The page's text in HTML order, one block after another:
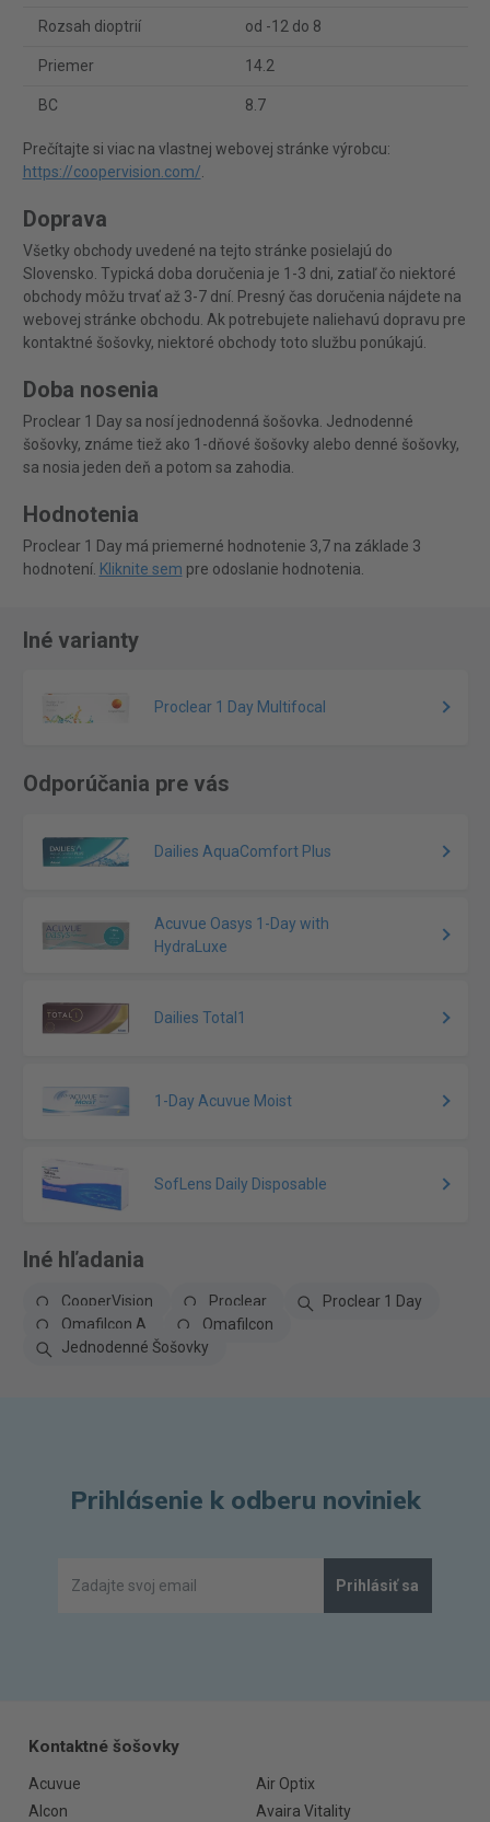
Rozsah dioptrií od -12 do 8
Priemer 14.2
BC 8.7
Prečítajte si viac na vlastnej webovej stránke výrobcu:
https://coopervision.com/.
Doprava
Všetky obchody uvedené na tejto stránke posielajú do
Slovensko. Typická doba doručenia je 1-3 dni, zatiaľ čo niektoré
obchody môžu trvať až 3-7 dní. Presný čas doručenia nájdete na
webovej stránke obchodu. Ak potrebujete naliehavú dopravu pre
kontaktné šošovky, niektoré obchody toto službu ponúkajú.
Doba nosenia
Proclear 1 Day sa nosí jednodenná šošovka. Jednodenné
šošovky, známe tiež ako 1-dňové šošovky alebo denné šošovky,
sa nosia jeden deň a potom sa zahodia.
Hodnotenia
Proclear 1 Day má priemerné hodnotenie 3,7 na základe 3
hodnotení. Kliknite sem pre odoslanie hodnotenia.
Iné varianty
Proclear 1 Day Multifocal
Odporúčania pre vás
Dailies AquaComfort Plus
Acuvue Oasys 1-Day with
HydraLuxe
Dailies Total1
1-Day Acuvue Moist
SofLens Daily Disposable
Iné hľadania
CooperVision Proclear
Proclear 1 Day
Omafilcon A
Omafilcon
Jednodenné Šošovky
Prihlásenie k odberu noviniek
Prihlásiť sa
Kontaktné šošovky
Acuvue
Air Optix
Alcon
Avaira Vitality